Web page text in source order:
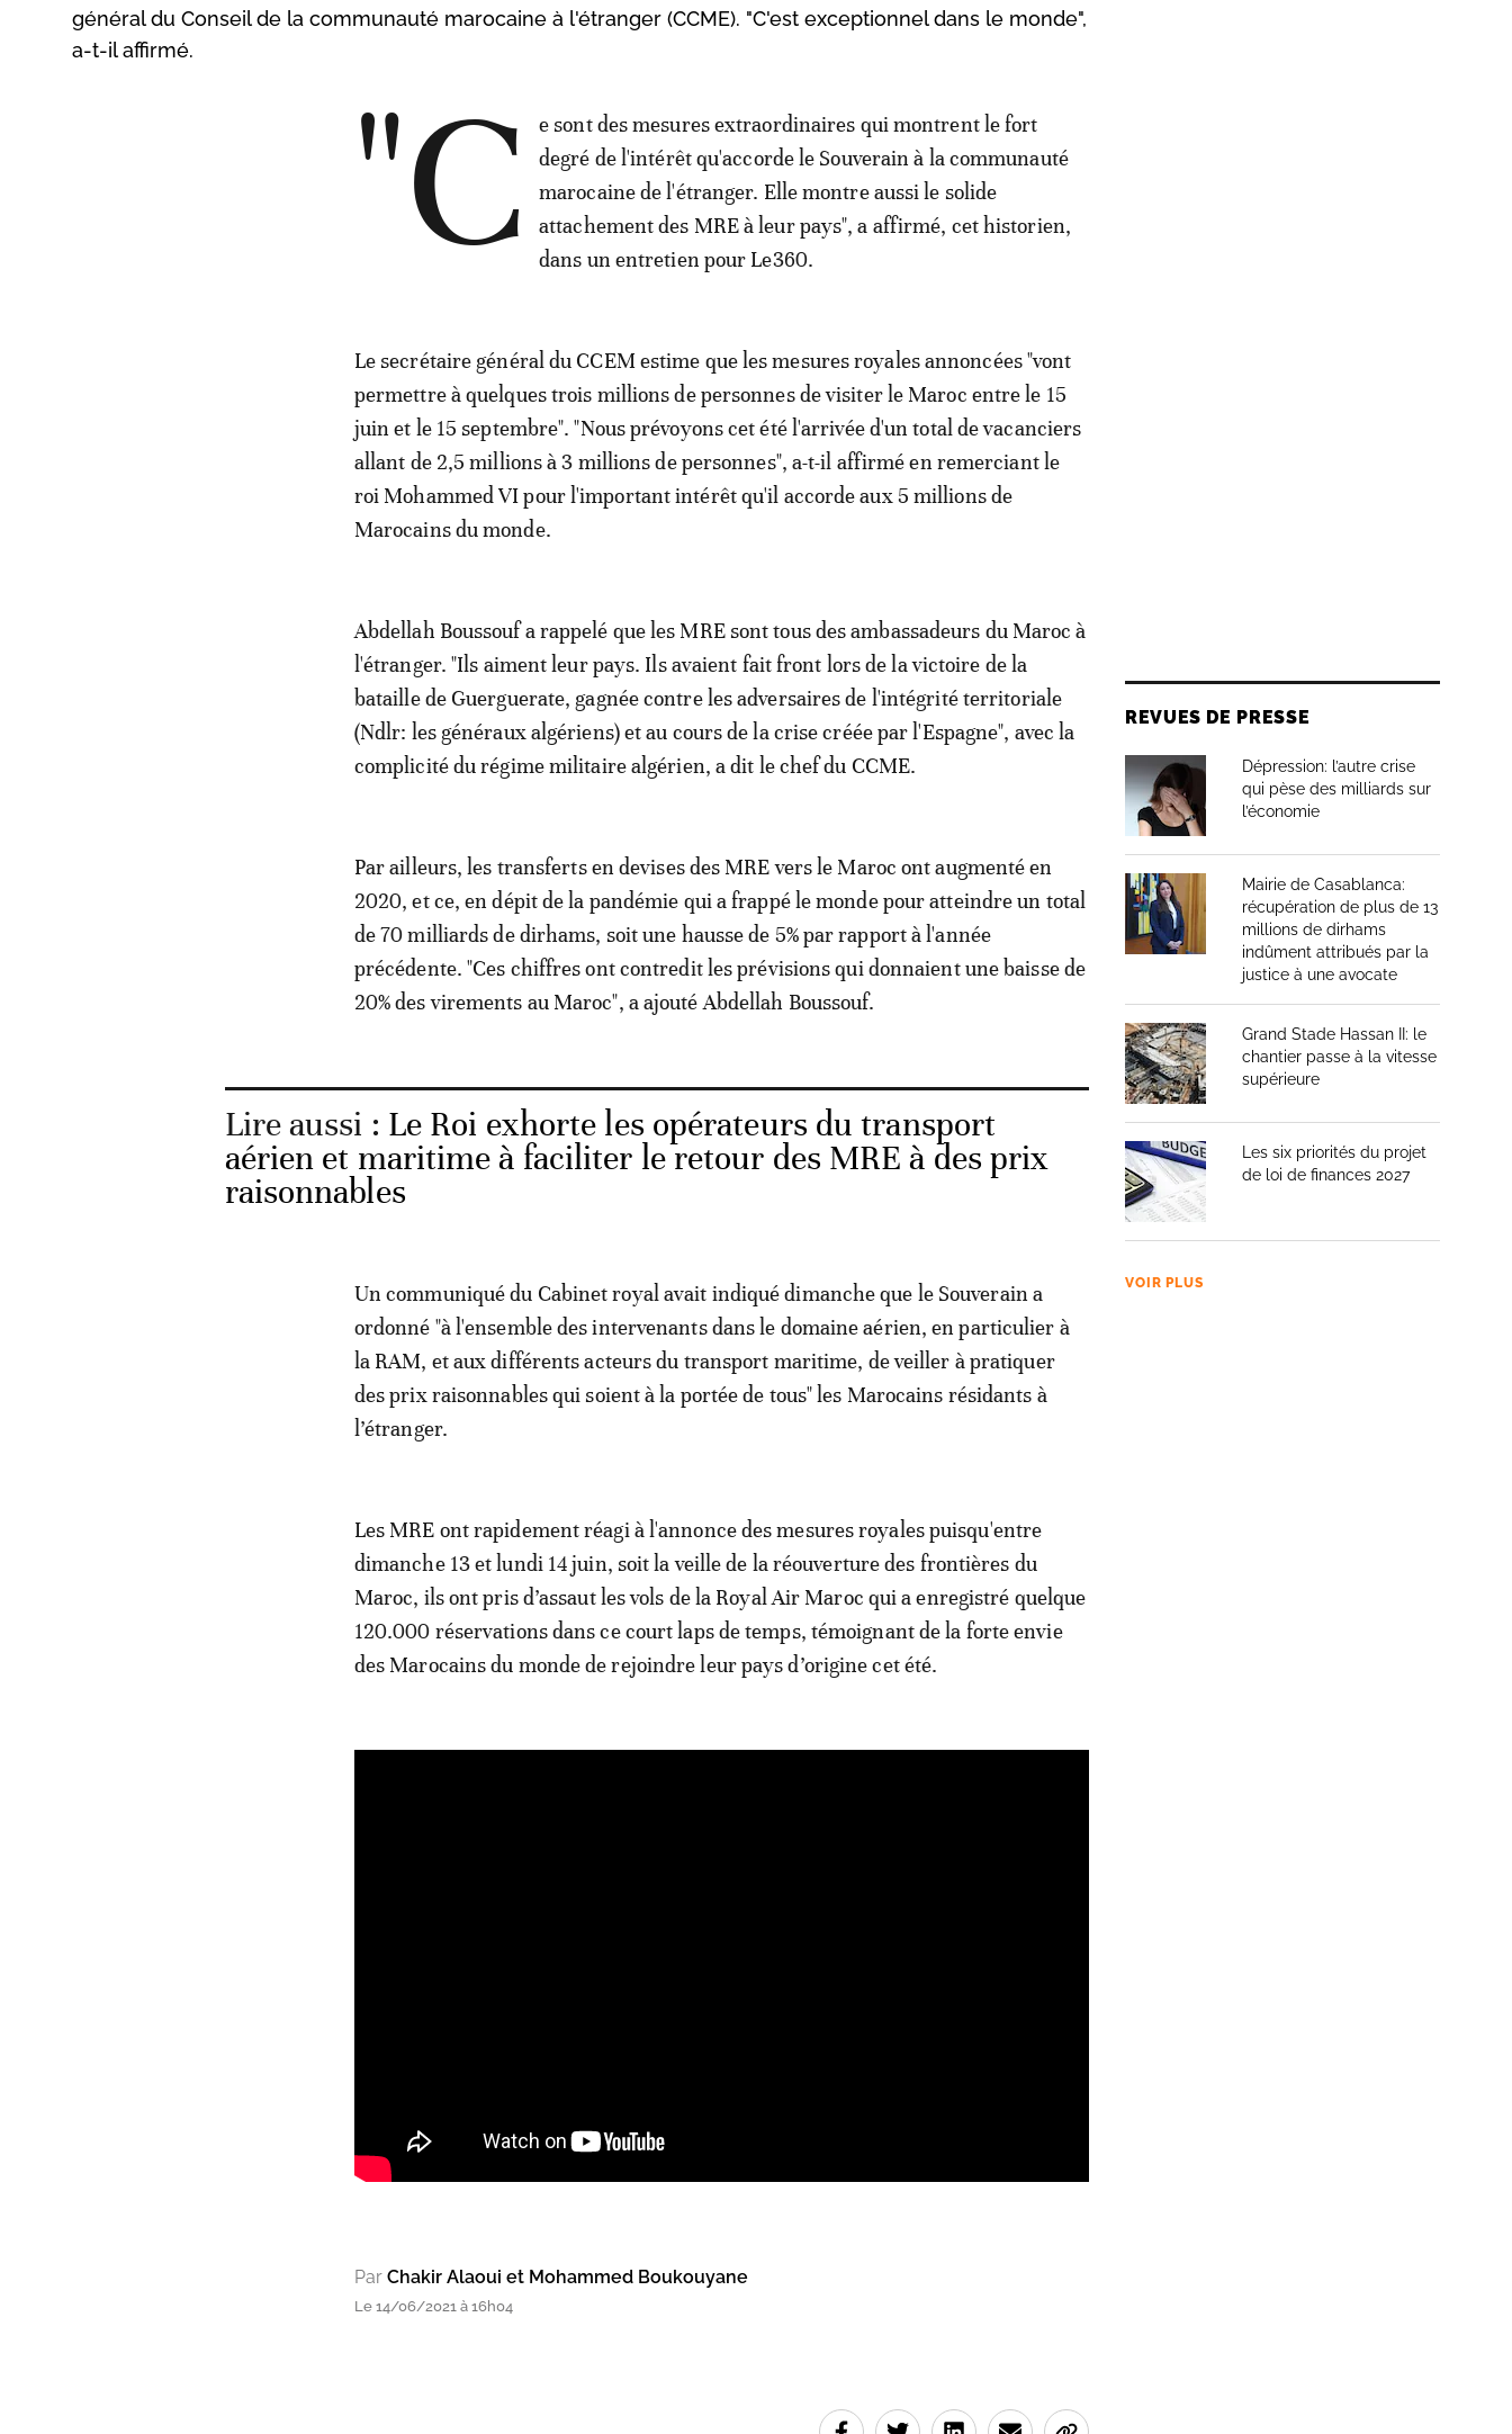
général du Conseil de la communauté marocaine à l'étranger (CCME). "C'est exceptionnel dans le monde",
a-t-il affirmé.
"C
e sont des mesures extraordinaires qui montrent le fort
degré de l'intérêt qu'accorde le Souverain à la communauté
marocaine de l'étranger. Elle montre aussi le solide
attachement des MRE à leur pays", a affirmé, cet historien,
dans un entretien pour Le360.
Le secrétaire général du CCEM estime que les mesures royales annoncées "vont
permettre à quelques trois millions de personnes de visiter le Maroc entre le 15
juin et le 15 septembre". "Nous prévoyons cet été l'arrivée d'un total de vacanciers
allant de 2,5 millions à 3 millions de personnes", a-t-il affirmé en remerciant le
roi Mohammed VI pour l'important intérêt qu'il accorde aux 5 millions de
Marocains du monde.
Abdellah Boussouf a rappelé que les MRE sont tous des ambassadeurs du Maroc à
l'étranger. "Ils aiment leur pays. Ils avaient fait front lors de la victoire de la
bataille de Guerguerate, gagnée contre les adversaires de l'intégrité territoriale
(Ndlr: les généraux algériens) et au cours de la crise créée par l'Espagne", avec la
complicité du régime militaire algérien, a dit le chef du CCME.
Par ailleurs, les transferts en devises des MRE vers le Maroc ont augmenté en
2020, et ce, en dépit de la pandémie qui a frappé le monde pour atteindre un total
de 70 milliards de dirhams, soit une hausse de 5% par rapport à l'année
précédente. "Ces chiffres ont contredit les prévisions qui donnaient une baisse de
20% des virements au Maroc", a ajouté Abdellah Boussouf.
Lire aussi : Le Roi exhorte les opérateurs du transport
aérien et maritime à faciliter le retour des MRE à des prix
raisonnables
Un communiqué du Cabinet royal avait indiqué dimanche que le Souverain a
ordonné "à l'ensemble des intervenants dans le domaine aérien, en particulier à
la RAM, et aux différents acteurs du transport maritime, de veiller à pratiquer
des prix raisonnables qui soient à la portée de tous" les Marocains résidants à
l’étranger.
Les MRE ont rapidement réagi à l'annonce des mesures royales puisqu'entre
dimanche 13 et lundi 14 juin, soit la veille de la réouverture des frontières du
Maroc, ils ont pris d’assaut les vols de la Royal Air Maroc qui a enregistré quelque
120.000 réservations dans ce court laps de temps, témoignant de la forte envie
des Marocains du monde de rejoindre leur pays d’origine cet été.
Par Chakir Alaoui et Mohammed Boukouyane
Le 14/06/2021 à 16h04
REVUES DE PRESSE
Dépression: l’autre crise
qui pèse des milliards sur
l’économie
Mairie de Casablanca:
récupération de plus de 13
millions de dirhams
indûment attribués par la
justice à une avocate
Grand Stade Hassan II: le
chantier passe à la vitesse
supérieure
Les six priorités du projet
de loi de finances 2027
VOIR PLUS